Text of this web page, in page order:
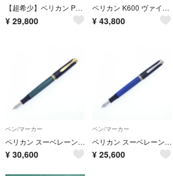
【超希少】ペリカン Pelikan 万年筆 ダイヤライン トラディショナル M215 R215 ボールペン セット ビジネス
¥ 29,800
ペリカン K600 ヴァイブラントグリーン 特別生産品 ボールペン 箱 保証書付
¥ 43,800
ペン/マーカー
ペリカン スーベレーンM400グリーンストライプ 万年筆
¥ 30,600
ペン/マーカー
ペリカン スーベレーンM405ブルー縞 万年筆
¥ 25,600